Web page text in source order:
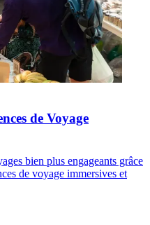
de Voyage
bien plus engageants grâce
de voyage immersives et